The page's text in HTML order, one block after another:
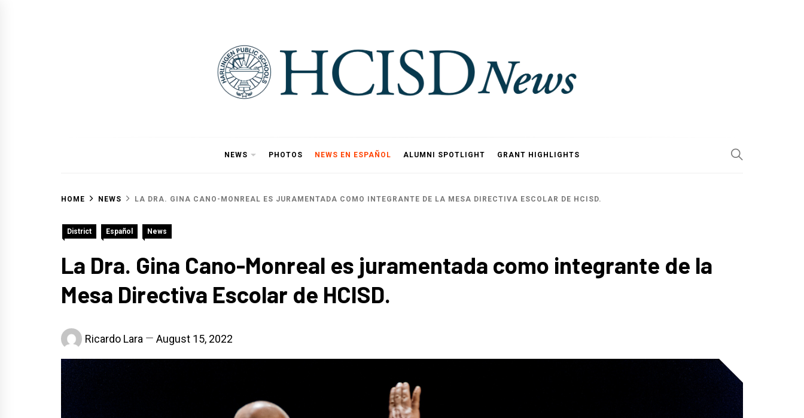
NEWS PHOTOS NEWS EN ESPAÑOL ALUMNI SPOTLIGHT GRANT HIGHLIGHTS
HOME NEWS LA DRA. GINA CANO-MONREAL ES JURAMENTADA COMO INTEGRANTE DE LA MESA DIRECTIVA ESCOLAR DE HCISD.
District Español News
La Dra. Gina Cano-Monreal es juramentada como integrante de la
Mesa Directiva Escolar de HCISD.
Ricardo Lara August 15, 2022